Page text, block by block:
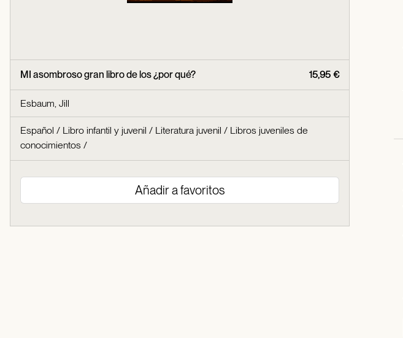
15,95 €
MI asombroso gran libro de los ¿por qué?
Esbaum, Jill
Español / Libro infantil y juvenil / Literatura juvenil / Libros juveniles de
conocimientos /
Añadir a favoritos